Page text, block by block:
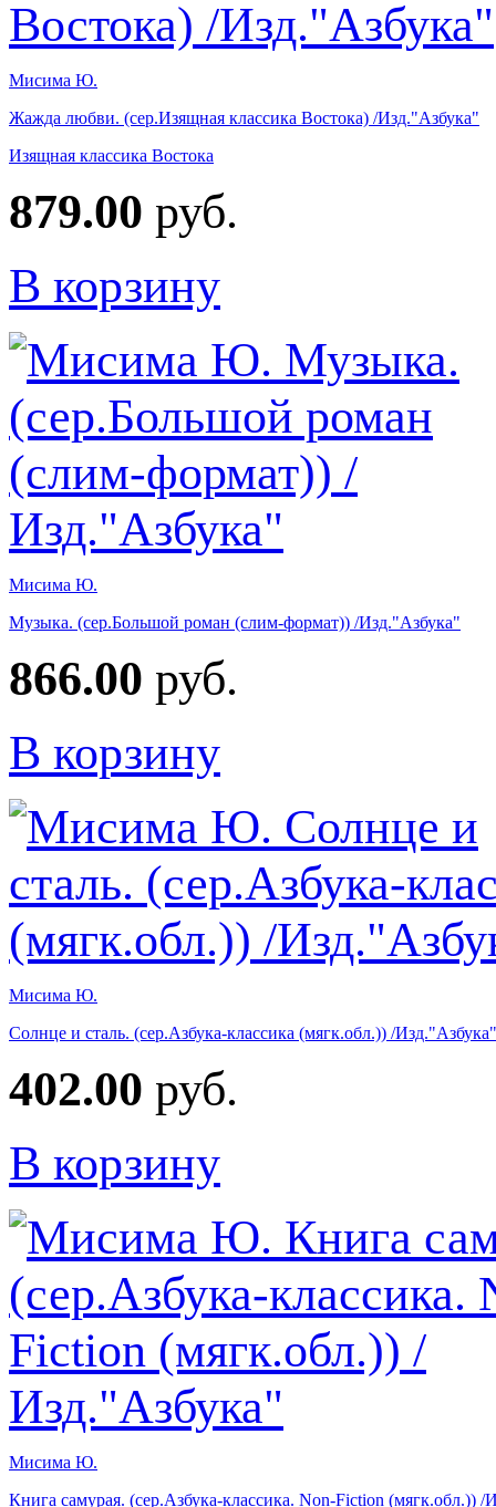
Мисима Ю.
Жажда любви. (сер.Изящная классика Востока) /Изд."Азбука"
Изящная классика Востока
879.00 руб.
В корзину
Мисима Ю.
Музыка. (сер.Большой роман (слим-формат)) /Изд."Азбука"
866.00 руб.
В корзину
Мисима Ю.
Солнце и сталь. (сер.Азбука-классика (мягк.обл.)) /Изд."Азбука"
402.00 руб.
В корзину
Мисима Ю.
Книга самурая. (сер.Азбука-классика. Non-Fiction (мягк.обл.)) /